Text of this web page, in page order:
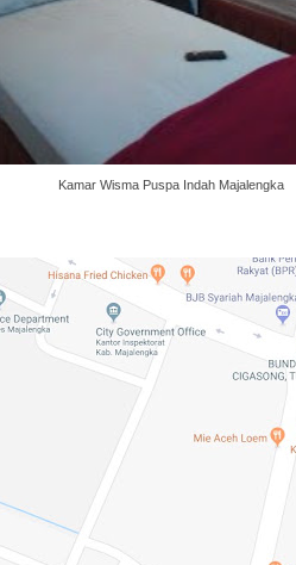
Kamar Wisma Puspa Indah Majalengka